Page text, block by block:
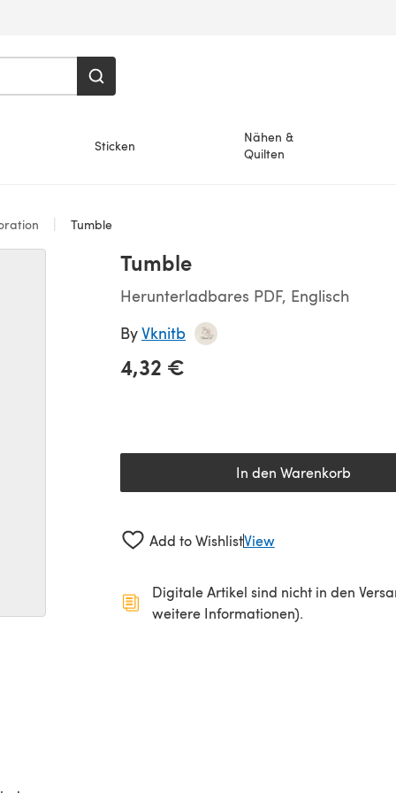
Sticken
Nähen &
Quilten
Tumble
Tumble
Herunterladbares PDF, Englisch
ByVknitb
4,32 €
In den Warenkorb
Add to WishlistView
Digitale Artikel sind nicht in den
weitere Informationen).